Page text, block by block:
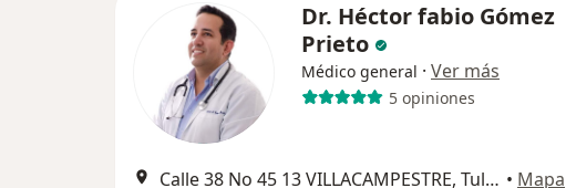
Dr. Héctor fabio Gómez
Prieto
Médico general · Ver más
5 opiniones
Calle 38 No 45 13 VILLACAMPESTRE, Tuluá • Mapa